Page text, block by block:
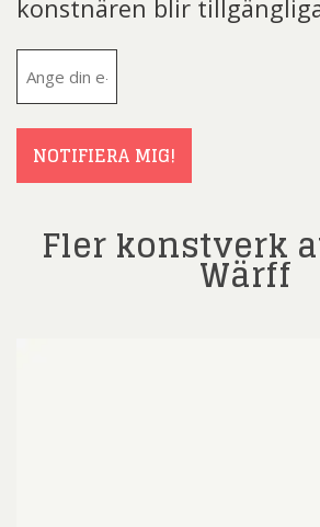
konstnären blir
NOTIFIERA MIG!
Fler konstverk
Wärff